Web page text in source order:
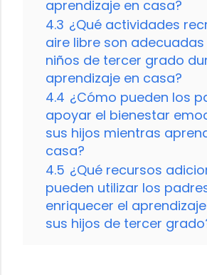
aprendizaje en casa?
4.3 ¿Qué actividades
aire libre son
niños de tercer grado
aprendizaje en casa?
4.4 ¿Cómo pueden los
apoyar el bienestar
sus hijos mientras
casa?
4.5 ¿Qué recursos
pueden utilizar los
enriquecer el
sus hijos de tercer